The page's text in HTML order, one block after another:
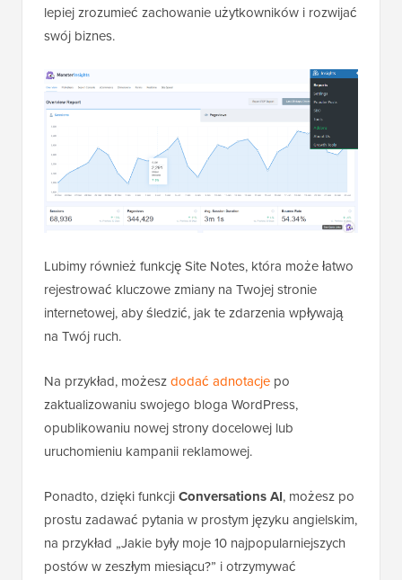
lepiej zrozumieć zachowanie użytkowników i rozwijać
swój biznes.
Lubimy również funkcję Site Notes, która może łatwo
rejestrować kluczowe zmiany na Twojej stronie
internetowej, aby śledzić, jak te zdarzenia wpływają
na Twój ruch.
Na przykład, możeszdodać adnotacje po
zaktualizowaniu swojego bloga WordPress,
opublikowaniu nowej strony docelowej lub
uruchomieniu kampanii reklamowej.
Ponadto, dzięki funkcjiConversations AI, możesz po
prostu zadawać pytania w prostym języku angielskim,
na przykład „Jakie były moje 10 najpopularniejszych
postów w zeszłym miesiącu?” i otrzymywać